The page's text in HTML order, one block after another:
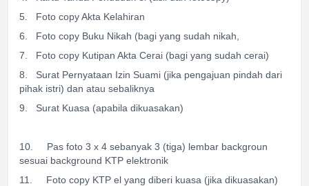
5. Foto copy Akta Kelahiran
6. Foto copy Buku Nikah (bagi yang sudah nikah,
7. Foto copy Kutipan Akta Cerai (bagi yang sudah cerai)
8. Surat Pernyataan Izin Suami (jika pengajuan pindah dari
pihak istri) dan atau sebaliknya
9. Surat Kuasa (apabila dikuasakan)
10. Pas foto 3 x 4 sebanyak 3 (tiga) lembar backgroun
sesuai background KTP elektronik
11. Foto copy KTP el yang diberi kuasa (jika dikuasakan)